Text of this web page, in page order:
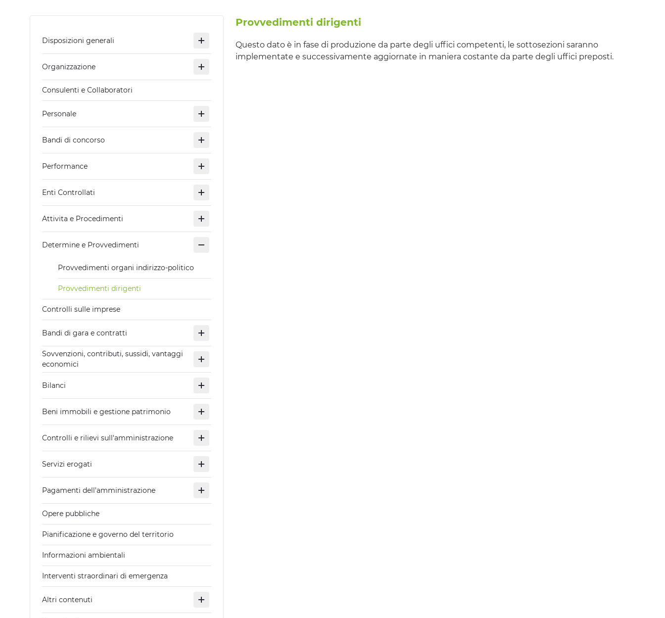
Disposizioni generali
Organizzazione
Consulenti e Collaboratori
Personale
Bandi di concorso
Performance
Enti Controllati
Attivita e Procedimenti
Determine e Provvedimenti
Provvedimenti organi indirizzo-politico
Provvedimenti dirigenti
Controlli sulle imprese
Bandi di gara e contratti
Sovvenzioni, contributi, sussidi, vantaggi
economici
Bilanci
Beni immobili e gestione patrimonio
Controlli e rilievi sull'amministrazione
Servizi erogati
Pagamenti dell'amministrazione
Opere pubbliche
Pianificazione e governo del territorio
Informazioni ambientali
Interventi straordinari di emergenza
Altri contenuti
Provvedimenti dirigenti
Questo dato è in fase di produzione da parte degli uffici competenti, le sottosezioni saranno
implementate e successivamente aggiornate in maniera costante da parte degli uffici preposti.